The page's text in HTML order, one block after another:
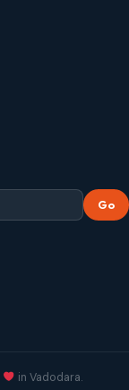
Go
in Vadodara.